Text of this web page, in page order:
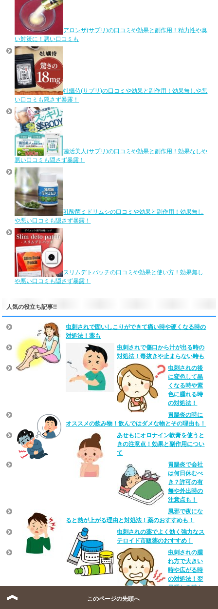
アロンザ(サプリ)の口コミや効果と副作用！精力性や臭
い対策に！悪い口コミも
牡蠣侍(サプリ)の口コミや効果と副作用！効果無しや悪
い口コミも隠さず暴露！
菌活美人(サプリ)の口コミや効果と副作用！効果なしや
悪い口コミも隠さず暴露！
乳酸菌ミドリムシの口コミや効果と副作用！効果無し
や悪い口コミも隠さず暴露！
スリムデトパッチの口コミや効果と使い方！効果無し
や悪い口コミも隠さず暴露！
人気の役立ち記事!!
虫刺されで固いしこりができて痛い時や硬くなる時の
対処法！薬も
虫刺されで傷口から汁が出る時の
対処法！毒抜きや止まらない時も
虫刺されの後
に変色して黒
くなる時や紫
色に腫れる時
の対処法！
胃腸炎の時に
オススメの飲み物！飲んではダメな物とその理由も！
あせもにオロナイン軟膏を使うと
きの注意点！効果と副作用につい
て
胃腸炎で会社
は何日休むべ
き？許可の有
無や外出時の
注意点も！
風邪で夜にな
ると熱が上がる理由と対処法！薬のおすすめも！
虫刺されの薬でよく効く強力なス
テロイド市販薬のおすすめ！
虫刺されの腫
れ方で大きい
時や広がる時
の対処法！翌
日腫れる時も
このページの先頭へ